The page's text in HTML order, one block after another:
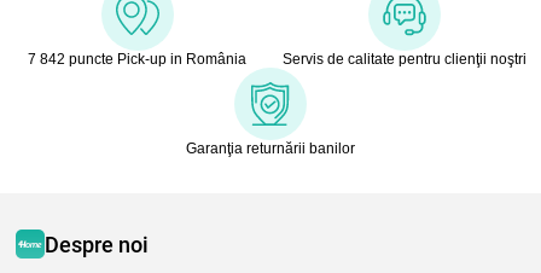
7 842 puncte Pick-up in România Servis de calitate pentru clienţii noştri
Garanţia returnării banilor
Despre noi